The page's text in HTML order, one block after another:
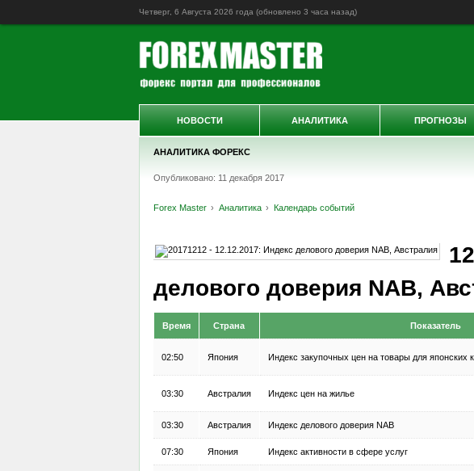
Четверг, 6 Августа 2026 года (обновлено 3 часа назад)
АНАЛИТИКА ФОРЕКС
Опубликовано: 11 декабря 2017
Forex Master Аналитика Календарь событий
делового доверия NAB,
Время Страна Показатель
02:50 Япония Индекс закупочных цен на товары для японских
03:30 Австралия Индекс цен на жилье
03:30 Австралия Индекс делового доверия NAB
07:30 Япония Индекс активности в сфере услуг
НОВОСТИ АНАЛИТИКА ПРОГНОЗЫ